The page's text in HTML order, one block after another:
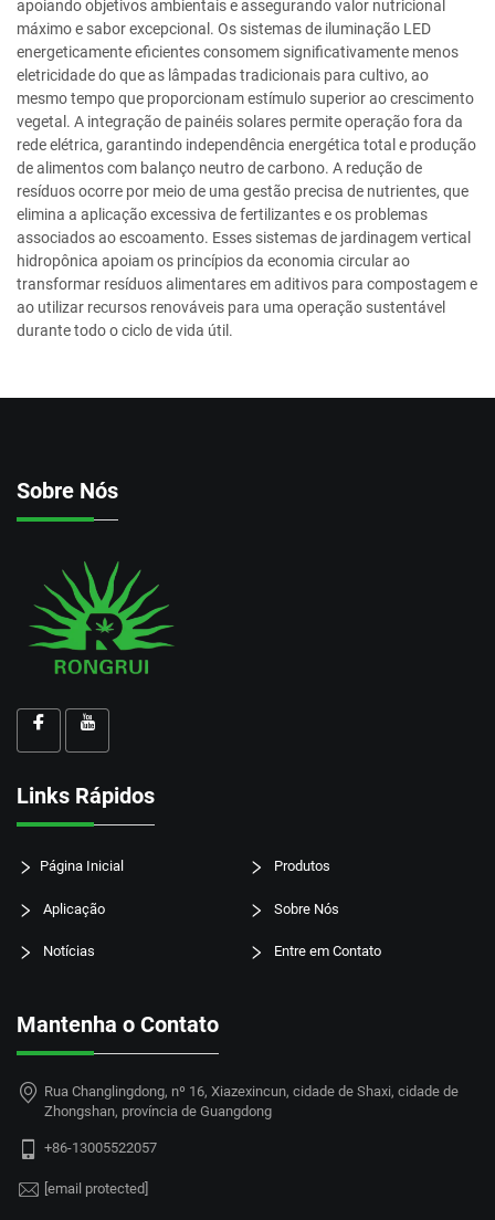
apoiando objetivos ambientais e assegurando valor nutricional
máximo e sabor excepcional. Os sistemas de iluminação LED
energeticamente eficientes consomem significativamente menos
eletricidade do que as lâmpadas tradicionais para cultivo, ao
mesmo tempo que proporcionam estímulo superior ao crescimento
vegetal. A integração de painéis solares permite operação fora da
rede elétrica, garantindo independência energética total e produção
de alimentos com balanço neutro de carbono. A redução de
resíduos ocorre por meio de uma gestão precisa de nutrientes, que
elimina a aplicação excessiva de fertilizantes e os problemas
associados ao escoamento. Esses sistemas de jardinagem vertical
hidropônica apoiam os princípios da economia circular ao
transformar resíduos alimentares em aditivos para compostagem e
ao utilizar recursos renováveis para uma operação sustentável
durante todo o ciclo de vida útil.
Sobre Nós
Links Rápidos
Página Inicial Produtos
Aplicação Sobre Nós
Notícias Entre em Contato
Mantenha o Contato
Rua Changlingdong, nº 16, Xiazexincun, cidade de Shaxi, cidade de
Zhongshan, província de Guangdong
+86-13005522057
[email protected]